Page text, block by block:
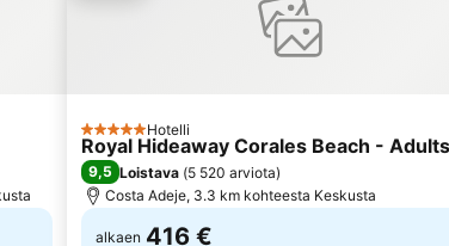
5 Tähtiluokitus
Hotelli
Royal Hideaway Corales Beach -
9,5 Loistava (5 520 arviota)
Costa Adeje, 3.3 km kohteesta Keskusta
alkaen 416 €